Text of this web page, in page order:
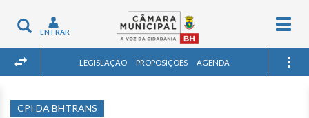
Toggle
navigation
ENTRAR
LEGISLAÇÃO PROPOSIÇÕES AGENDA
CPI DA BHTRANS